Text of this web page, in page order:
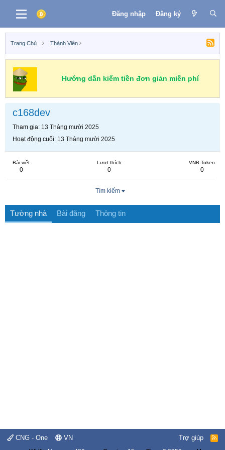
Đăng nhập Đăng ký
Trang Chủ Thành Viên
Hướng dẫn kiếm tiền đơn giản miễn phí
c168dev
Tham gia 13 Tháng mười 2025
Hoạt động cuối 13 Tháng mười 2025
Bài viết
0
Lượt thích
0
VNB Token
0
Tìm kiếm
Tường nhà Bài đăng Thông tin
CNG - One VN Trợ giúp
R